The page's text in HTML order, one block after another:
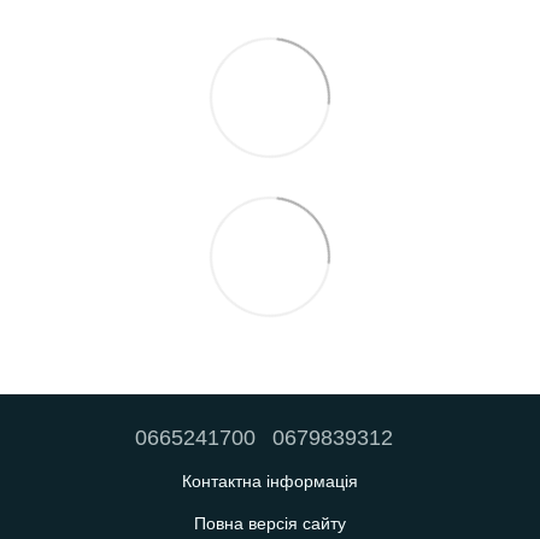
0665241700 0679839312
Контактна інформація
Повна версія сайту